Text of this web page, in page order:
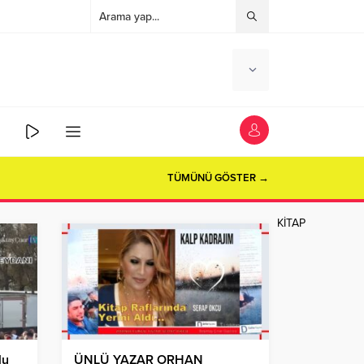
TÜMÜNÜ GÖSTER →
KİTAP
ÜNLÜ YAZAR ORHAN